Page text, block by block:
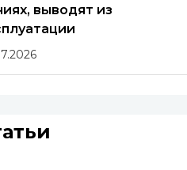
выводят из